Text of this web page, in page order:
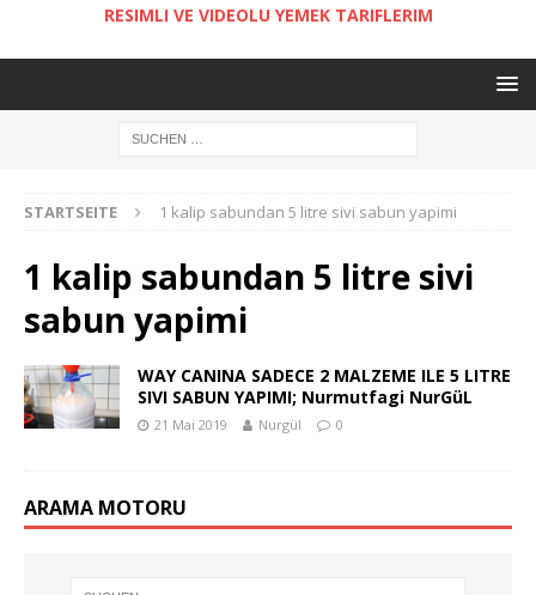
RESIMLI VE VIDEOLU YEMEK TARIFLERIM
STARTSEITE 1 kalip sabundan 5 litre sivi sabun yapimi
1 kalip sabundan 5 litre sivi
sabun yapimi
WAY CANINA SADECE 2 MALZEME ILE 5 LITRE
SIVI SABUN YAPIMI; Nurmutfagi NurGüL
21 Mai 2019 Nurgül 0
ARAMA MOTORU